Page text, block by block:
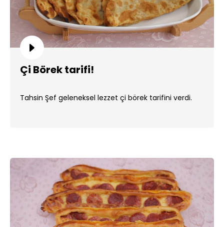
Çi Börek tarifi!
Tahsin Şef geleneksel lezzet çi börek tarifini verdi.